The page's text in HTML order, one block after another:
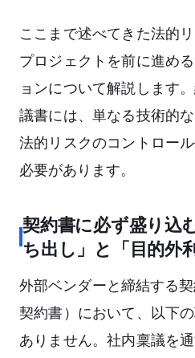
ここまで述べてきた法的
プロジェクトを前に進め
ョンについて解説します
議書には、単なる技術的
法的リスクのコントロー
必要があります。
契約書に必ず盛り込
ち出し」と「目的外
外部ベンダーと締結する
契約書）において、以下
ありません。社内稟議を